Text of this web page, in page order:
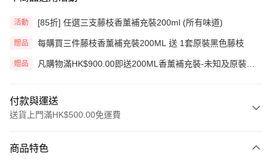
活動 [85折] 任選三支藤枝香薰補充裝200ml (所有味道)
贈品 每購買三件藤枝香薰補充裝200ML 送 1套原裝黑色藤枝
贈品
凡購物滿HK$900.00即送200ML香薰補充裝-未知及原裝藤
付款與運送
送貨上門滿HK$500.00免運費
信用卡
商品特色